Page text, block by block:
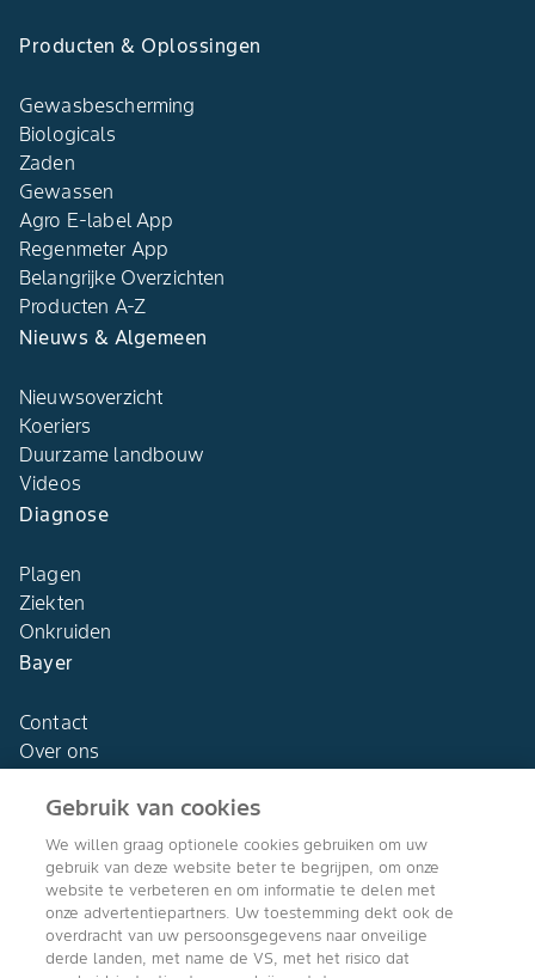
Producten & Oplossingen
Gewasbescherming
Biologicals
Zaden
Gewassen
Agro E-label App
Regenmeter App
Belangrijke Overzichten
Producten A-Z
Nieuws & Algemeen
Nieuwsoverzicht
Koeriers
Duurzame landbouw
Videos
Diagnose
Plagen
Ziekten
Onkruiden
Bayer
Contact
Over ons
Agro Bayer
Nederland
Gebruik van cookies
We willen graag optionele cookies gebruiken om uw
gebruik van deze website beter te begrijpen, om onze
website te verbeteren en om informatie te delen met
onze advertentiepartners. Uw toestemming dekt ook de
overdracht van uw persoonsgegevens naar onveilige
derde landen, met name de VS, met het risico dat